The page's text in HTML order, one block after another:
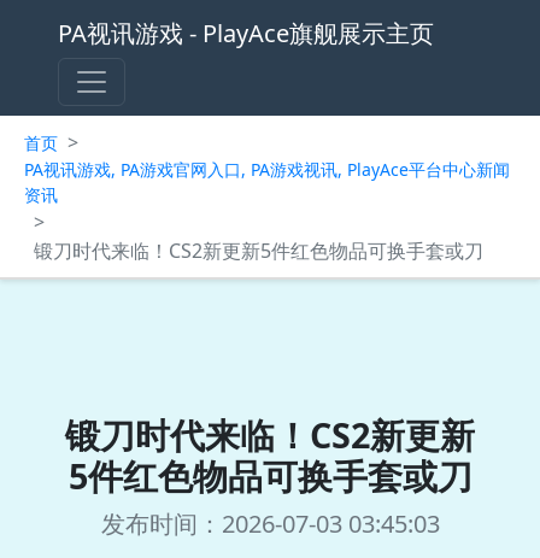
PA视讯游戏 - PlayAce旗舰展示主页
首页 >
PA视讯游戏, PA游戏官网入口, PA游戏视讯, PlayAce平台中心新闻
资讯
>
锻刀时代来临！CS2新更新5件红色物品可换手套或刀
锻刀时代来临！CS2新更新
5件红色物品可换手套或刀
发布时间：2026-07-03 03:45:03